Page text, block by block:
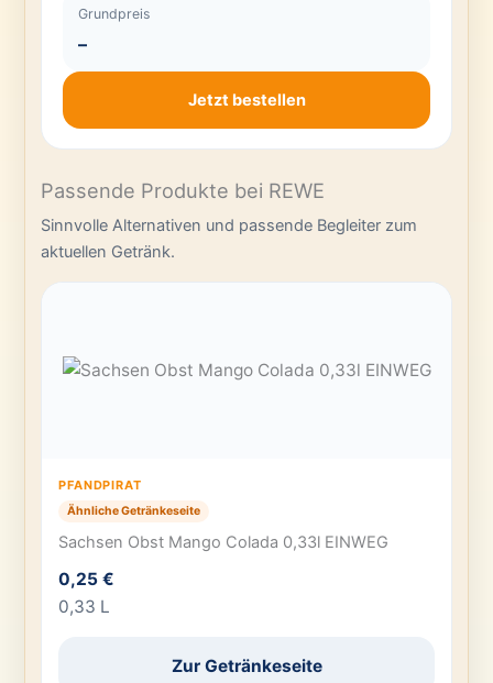
Grundpreis
–
Jetzt bestellen
Passende Produkte bei REWE
Sinnvolle Alternativen und passende Begleiter zum
aktuellen Getränk.
PFANDPIRAT
Ähnliche Getränkeseite
Sachsen Obst Mango Colada 0,33l EINWEG
0,25 €
0,33 L
Zur Getränkeseite